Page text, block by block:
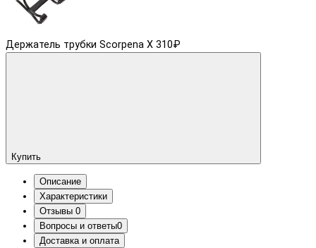
Держатель трубки Scorpena X 310₽
Купить
Описание
Характеристики
Отзывы 0
Вопросы и ответы0
Доставка и оплата